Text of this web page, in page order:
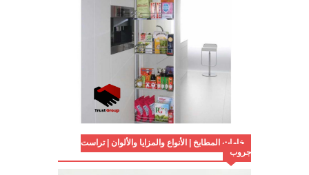
خامات المطابخ | الأنواع والمزايا والألوان | تراست
جروب